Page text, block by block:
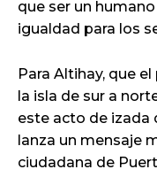
que ser un
igualdad para los
Para Altihay, que
la isla de sur a
este acto de izada
lanza un mensaje
ciudadana de